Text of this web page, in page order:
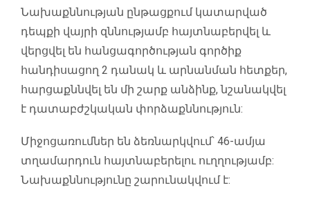
Նախաքննության ընթացքում կատարված
դեպքի վայրի զննությամբ հայտնաբերվել և
վերցվել են հանցագործության գործիք
հանդիսացող 2 դանակ և արնանման հետքեր,
հարցաքննվել են մի շարք անձինք, նշանակվել
է դատաբժշկական փորձաքննություն:
Միջոցառումներ են ձեռնարկվում՝ 46-ամյա
տղամարդուն հայտնաբերելու ուղղությամբ:
Նախաքննությունը շարունակվում է: